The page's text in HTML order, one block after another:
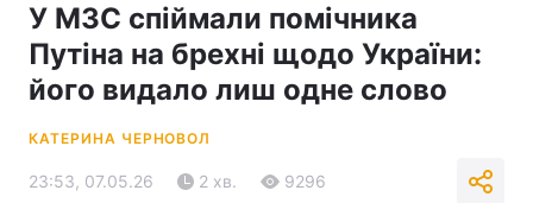
У МЗС спіймали помічника
Путіна на брехні щодо України:
його видало лиш одне слово
КАТЕРИНА ЧЕРНОВОЛ
23:53, 07.05.26 2 хв. 9296